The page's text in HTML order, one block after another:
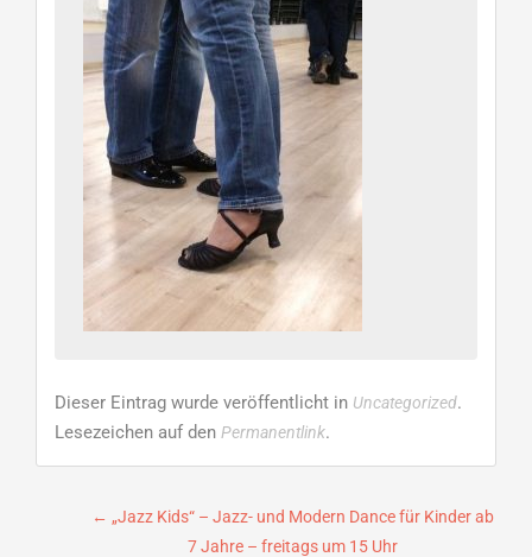
Dieser Eintrag wurde veröffentlicht in Uncategorized.
Lesezeichen auf den Permanentlink.
Beitragsnavigation
← „Jazz Kids“ – Jazz- und Modern Dance für Kinder ab
7 Jahre – freitags um 15 Uhr